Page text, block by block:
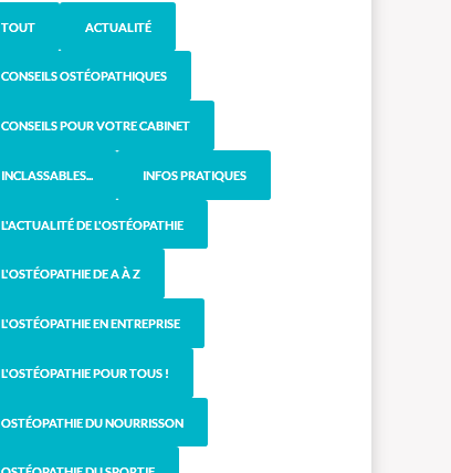
TOUT ACTUALITÉ
CONSEILS OSTÉOPATHIQUES
CONSEILS POUR VOTRE CABINET
INCLASSABLES... INFOS PRATIQUES
L'ACTUALITÉ DE L'OSTÉOPATHIE
L'OSTÉOPATHIE DE A À Z
L'OSTÉOPATHIE EN ENTREPRISE
L'OSTÉOPATHIE POUR TOUS !
OSTÉOPATHIE DU NOURRISSON